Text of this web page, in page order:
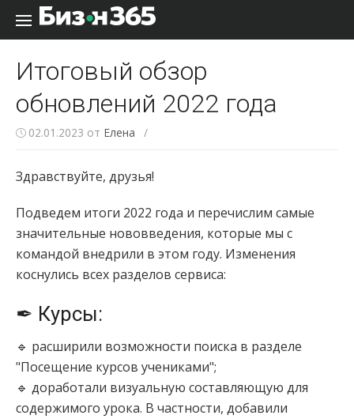
Перейти к содержанию
Итоговый обзор
обновлений 2022 года
02.01.2023 от Елена /
Здравствуйте, друзья!
Подведем итоги 2022 года и перечислим самые
значительные нововведения, которые мы с
командой внедрили в этом году. Изменения
коснулись всех разделов сервиса:
✒ Курсы:
🔹 расширили возможности поиска в разделе
"Посещение курсов учениками";
🔹 доработали визуальную составляющую для
содержимого урока. В частности, добавили